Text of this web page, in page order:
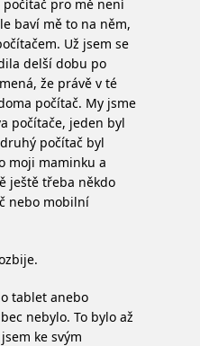
pro mě není
baví mě to na něm,
Už jsem se
delší dobu po
že právě v té
počítač. My jsme
počítače, jeden byl
počítač byl
moji maminku a
ještě třeba někdo
nebo mobilní
tablet anebo
nebylo. To bylo až
ke svým